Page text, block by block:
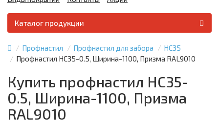
Каталог продукции
Профнастил Профнастил для забора
НС35
Профнастил НС35-0.5, Ширина-1100, Призма RAL9010
Купить профнастил НС35-
0.5, Ширина-1100, Призма
RAL9010